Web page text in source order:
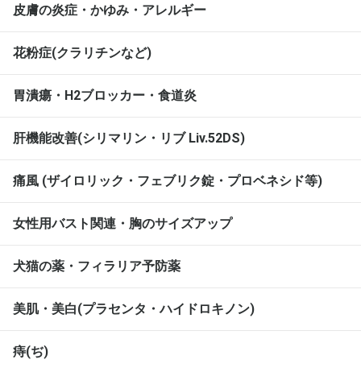
皮膚の炎症・かゆみ・アレルギー
花粉症(クラリチンなど)
胃潰瘍・H2ブロッカー・食道炎
肝機能改善(シリマリン・リブ Liv.52DS)
痛風 (ザイロリック・フェブリク錠・プロベネシド等)
女性用バスト関連・胸のサイズアップ
犬猫の薬・フィラリア予防薬
美肌・美白(プラセンタ・ハイドロキノン)
痔(ぢ)